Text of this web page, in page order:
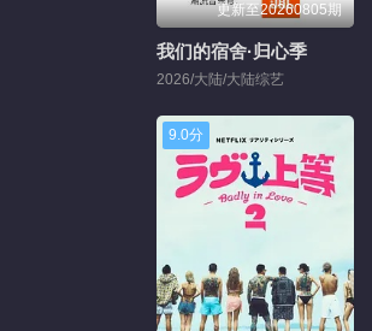
更新至20260805期
我们的宿舍·归心季
2026/大陆/大陆综艺
9.0分